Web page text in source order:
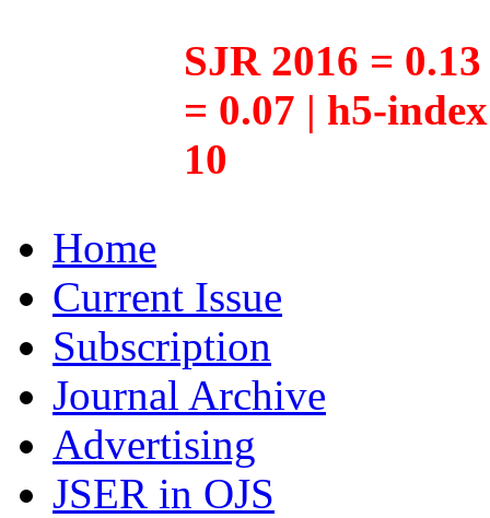
SJR 2016 =
= 0.07 | h5-
10
Home
Current Issue
Subscription
Journal Archive
Advertising
JSER in OJS